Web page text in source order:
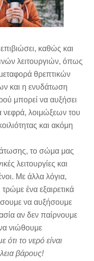
καθώς και
λειτουργιών, όπως
θρεπτικών
και η ενυδάτωση
μπορεί να αυξήσει
νεφρά, λοιμώξεων του
και ακόμη
το σώμα μας
λειτουργίες και
Με άλλα λόγια,
ένα εξαιρετικά
να αυξήσουμε
αν δεν παίρνουμε
νιώθουμε
ότι το νερό είναι
βάρους!